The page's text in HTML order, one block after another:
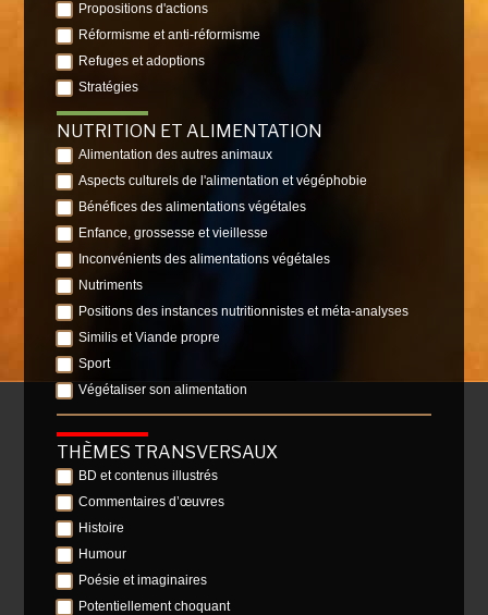
Propositions d'actions
Réformisme et anti-réformisme
Refuges et adoptions
Stratégies
NUTRITION ET ALIMENTATION
Alimentation des autres animaux
Aspects culturels de l'alimentation et végéphobie
Bénéfices des alimentations végétales
Enfance, grossesse et vieillesse
Inconvénients des alimentations végétales
Nutriments
Positions des instances nutritionnistes et méta-analyses
Similis et Viande propre
Sport
Végétaliser son alimentation
THÈMES TRANSVERSAUX
BD et contenus illustrés
Commentaires d’œuvres
Histoire
Humour
Poésie et imaginaires
Potentiellement choquant